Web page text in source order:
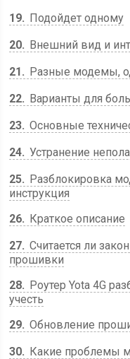
19
Подойдет одному
20
Внешний вид и
21
Разные модемы,
22
Варианты для
23 Основные
24 Устранение
25
Разблокировка
инструкция
26
Краткое описание
27 Считается ли
прошивки
28
Роутер Yota 4G
учесть
29 Обновление
30
Какие проблемы